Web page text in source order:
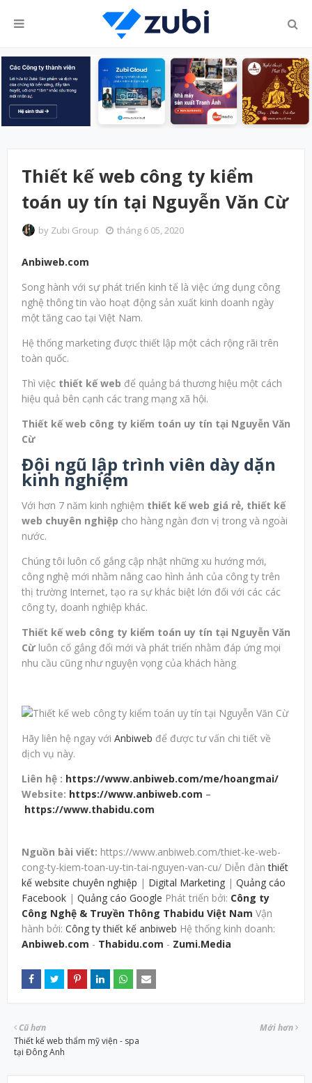
Thiết kế web công ty kiểm
toán uy tín tại Nguyễn Văn Cừ
by Zubi Group tháng 6 05, 2020
Anbiweb.com
Song hành với sự phát triển kinh tế là việc ứng dụng công
nghệ thông tin vào hoạt động sản xuất kinh doanh ngày
một tăng cao tại Việt Nam.
Hệ thống marketing được thiết lập một cách rộng rãi trên
toàn quốc.
Thì việc thiết kế web để quảng bá thương hiệu một cách
hiệu quả bên cạnh các trang mạng xã hội.
Thiết kế web công ty kiểm toán uy tín tại Nguyễn Văn
Cừ
Đội ngũ lập trình viên dày dặn
kinh nghiệm
Với hơn 7 năm kinh nghiệm thiết kế web giá rẻ, thiết kế
web chuyên nghiệp cho hàng ngàn đơn vị trong và ngoài
nước.
Chúng tôi luôn cố gắng cập nhật những xu hướng mới,
công nghệ mới nhằm nâng cao hình ảnh của công ty trên
thị trường Internet, tạo ra sự khác biệt lớn đối với các các
công ty, doanh nghiệp khác.
Thiết kế web công ty kiểm toán uy tín tại Nguyễn Văn
Cừ luôn cố gắng đổi mới và phát triển nhằm đáp ứng mọi
nhu cầu cũng như nguyện vọng của khách hàng
Hãy liên hệ ngay với Anbiweb để được tư vấn chi tiết về
dịch vụ này.
Liên hệ : https://www.anbiweb.com/me/hoangmai/
Website: https://www.anbiweb.com –
https://www.thabidu.com
Nguồn bài viết: https://www.anbiweb.com/thiet-ke-web-
cong-ty-kiem-toan-uy-tin-tai-nguyen-van-cu/ Diễn đànthiết
kế website chuyên nghiệp | Digital Marketing | Quảng cáo
Facebook | Quảng cáo Google Phát triển bởi: Công ty
Công Nghệ & Truyền Thông Thabidu Việt Nam Vận
hành bởi: Công ty thiết kế anbiweb Hệ thống kinh doanh:
Anbiweb.com - Thabidu.com - Zumi.Media
Mới hơn
Cũ hơn
Thiết kế web thẩm mỹ viện - spa
tại Đông Anh